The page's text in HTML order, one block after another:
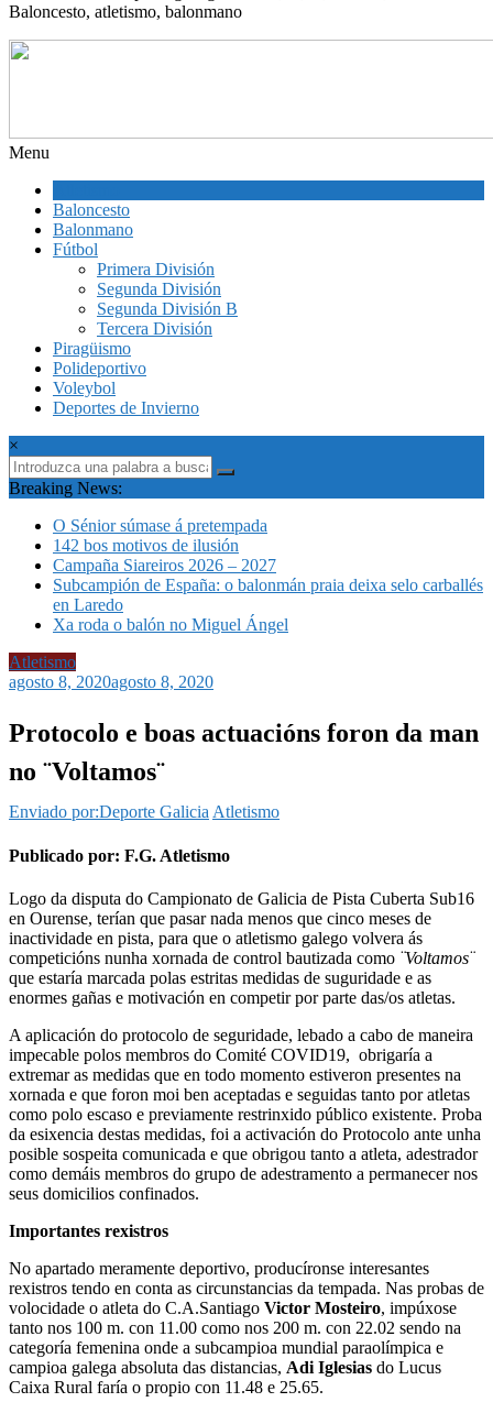
Baloncesto, atletismo, balonmano
Menu
Baloncesto
Balonmano
Fútbol
Primera División
Segunda División
Segunda División B
Tercera División
Piragüismo
Polideportivo
Voleybol
Deportes de Invierno
×
Breaking News:
O Sénior súmase á pretempada
142 bos motivos de ilusión
Campaña Siareiros 2026 – 2027
Subcampión de España: o balonmán praia deixa selo carballés
en Laredo
Xa roda o balón no Miguel Ángel
Atletismo
agosto 8, 2020agosto 8, 2020
Protocolo e boas actuacións foron da man
no ¨Voltamos¨
Enviado por:Deporte Galicia Atletismo
Publicado por: F.G. Atletismo
Logo da disputa do Campionato de Galicia de Pista Cuberta Sub16
en Ourense, terían que pasar nada menos que cinco meses de
inactividade en pista, para que o atletismo galego volvera ás
competicións nunha xornada de control bautizada como ¨Voltamos¨
que estaría marcada polas estritas medidas de suguridade e as
enormes gañas e motivación en competir por parte das/os atletas.
A aplicación do protocolo de seguridade, lebado a cabo de maneira
impecable polos membros do Comité COVID19, obrigaría a
extremar as medidas que en todo momento estiveron presentes na
xornada e que foron moi ben aceptadas e seguidas tanto por atletas
como polo escaso e previamente restrinxido público existente. Proba
da esixencia destas medidas, foi a activación do Protocolo ante unha
posible sospeita comunicada e que obrigou tanto a atleta, adestrador
como demáis membros do grupo de adestramento a permanecer nos
seus domicilios confinados.
Importantes rexistros
No apartado meramente deportivo, producíronse interesantes
rexistros tendo en conta as circunstancias da tempada. Nas probas de
volocidade o atleta do C.A.Santiago Victor Mosteiro, impúxose
tanto nos 100 m. con 11.00 como nos 200 m. con 22.02 sendo na
categoría femenina onde a subcampioa mundial paraolímpica e
campioa galega absoluta das distancias, Adi Iglesias do Lucus
Caixa Rural faría o propio con 11.48 e 25.65.